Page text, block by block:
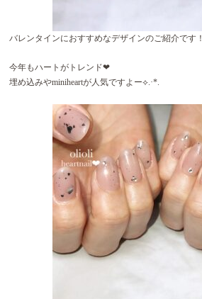
バレンタインにおすすめなデザインのご紹介です！
今年もハートがトレンド❤︎
埋め込みやminiheartが人気ですよー⟡.·*.